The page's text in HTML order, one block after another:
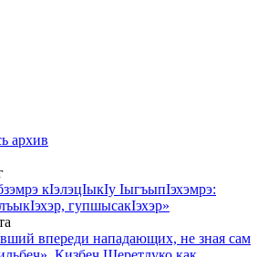
архив
кIэлэцIыкIу IыгъыпIэхэмрэ:
гупшысакIэхэр»
впереди нападающих, не зная сам